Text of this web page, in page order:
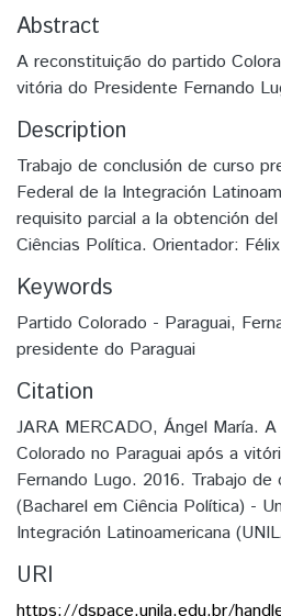
Abstract
A reconstituição do partido
vitória do Presidente Fernando
Description
Trabajo de conclusión de curso
Federal de la Integración
requisito parcial a la obtención
Ciências Política. Orientador:
Keywords
Partido Colorado - Paraguai,
presidente do Paraguai
Citation
JARA MERCADO, Ángel María.
Colorado no Paraguai após a
Fernando Lugo. 2016. Trabajo de
(Bacharel em Ciência Política) -
Integración Latinoamericana
URI